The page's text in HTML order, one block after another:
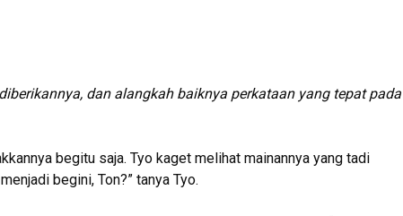
dan alangkah baiknya perkataan yang tepat pada
begitu saja. Tyo kaget melihat mainannya yang tadi
begini, Ton?” tanya Tyo.